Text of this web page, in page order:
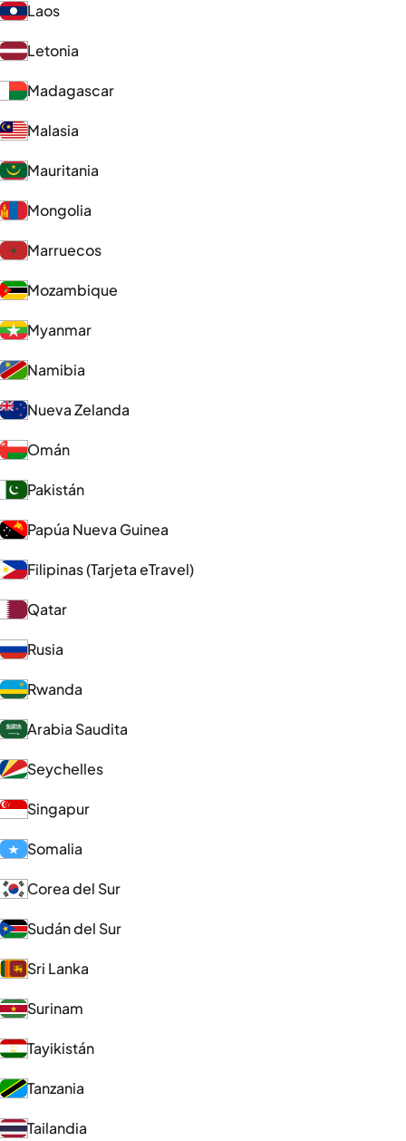
Laos
Letonia
Madagascar
Malasia
Mauritania
Mongolia
Marruecos
Mozambique
Myanmar
Namibia
Nueva Zelanda
Omán
Pakistán
Papúa Nueva Guinea
Filipinas (Tarjeta eTravel)
Qatar
Rusia
Rwanda
Arabia Saudita
Seychelles
Singapur
Somalia
Corea del Sur
Sudán del Sur
Sri Lanka
Surinam
Tayikistán
Tanzania
Tailandia